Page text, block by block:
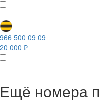
966 500 09 09
20 000 ₽
Ещё номера